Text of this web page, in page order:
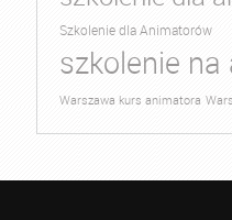
Szkolenie dla Animatorów
szkolenie
Warszawa kurs animatora